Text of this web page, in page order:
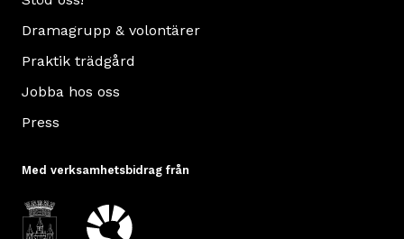
Dramagrupp & volontärer
Praktik trädgård
Jobba hos oss
Press
Med verksamhetsbidrag från